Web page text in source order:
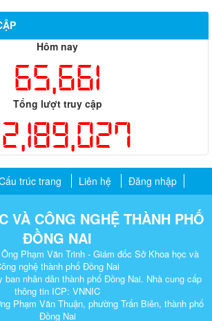
Hôm nay
65,661
Tổng lượt truy cập
trúc trang Liên hệ Đăng nhập
VÀ CÔNG NGHỆ THÀNH PHỐ
ĐỒNG NAI
Phạm Văn Trinh - Giám đốc Sở Khoa học và
nghệ thành phố Đồng Nai
ban nhân dân thành phố Đồng Nai. Nhà cung cấp
thông tin ICP: VNNIC
Phạm Văn Thuận, phường Trấn Biên, thành phố
Đồng Nai